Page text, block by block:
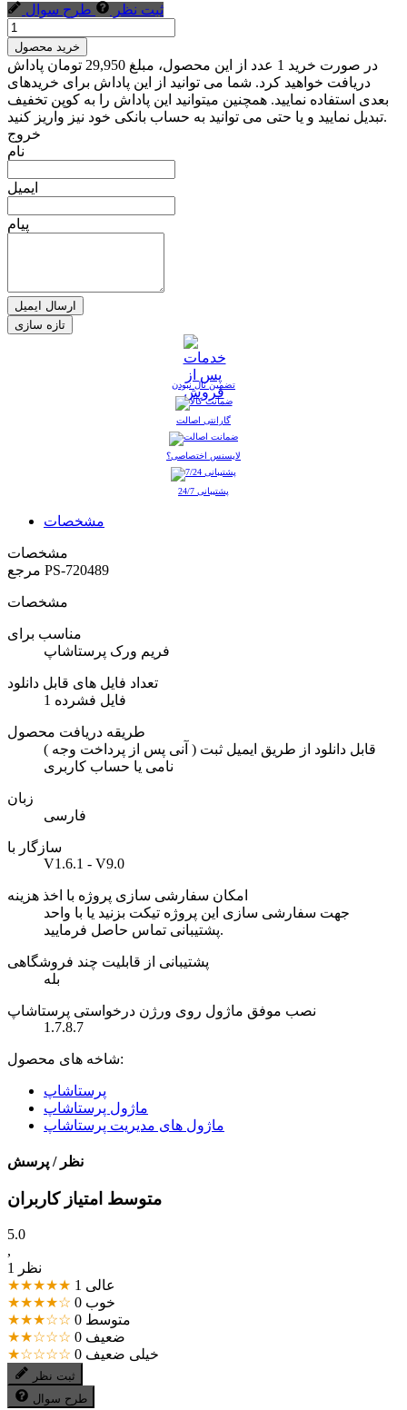
ثبت نظر
طرح سوال
خرید محصول
در صورت خرید 1 عدد از این محصول، مبلغ 29,950 تومان پاداش
دریافت خواهید کرد. شما می توانید از این پاداش برای خریدهای
بعدی استفاده نمایید. همچنین میتوانید این پاداش را به کوپن تخفیف
تبدیل نمایید و یا حتی می توانید به حساب بانکی خود نیز واریز کنید.
خروج
نام
ایمیل
پیام
ارسال ایمیل
تضمین نال نبودن
گارانتی اصالت
لایسنس اختصاصی؟
پشتیبانی 24/7
مشخصات
مشخصات
PS-720489
مشخصات
مناسب برای
فریم ورک پرستاشاپ
تعداد فایل های قابل دانلود
1 فایل فشرده
طریقه دریافت محصول
( آنی پس از پرداخت وجه ) قابل دانلود از طریق ایمیل ثبت
نامی یا حساب کاربری
زبان
فارسی
سازگار با
V1.6.1 - V9.0
امکان سفارشی سازی پروژه با اخذ هزینه
جهت سفارشی سازی این پروژه تیکت بزنید یا با واحد
پشتیبانی تماس حاصل فرمایید.
پشتیبانی از قابلیت چند فروشگاهی
بله
نصب موفق ماژول روی ورژن درخواستی پرستاشاپ
1.7.8.7
شاخه های محصول:
پرستاشاپ
ماژول پرستاشاپ
ماژول های مدیریت پرستاشاپ
نظر / پرسش
متوسط امتیاز کاربران
5.0
,
1 نظر
★★★★★
عالی 1
★★★★☆
خوب 0
★★★☆☆
متوسط 0
★★☆☆☆
ضعیف 0
★☆☆☆☆
خیلی ضعیف 0
ثبت نظر
طرح سوال